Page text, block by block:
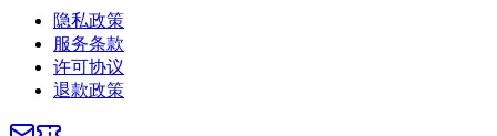
隐私政策
服务条款
许可协议
退款政策